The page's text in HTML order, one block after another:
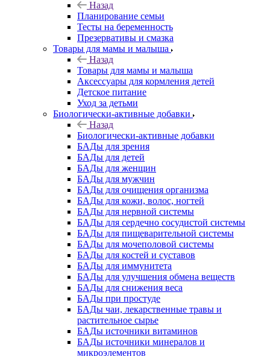
Назад
Планирование семьи
Тесты на беременность
Презервативы и смазка
Товары для мамы и малыша
Назад
Товары для мамы и малыша
Аксессуары для кормления детей
Детское питание
Уход за детьми
Биологически-активные добавки
Назад
Биологически-активные добавки
БАДы для зрения
БАДы для детей
БАДы для женщин
БАДы для мужчин
БАДы для очищения организма
БАДы для кожи, волос, ногтей
БАДы для нервной системы
БАДы для сердечно сосудистой системы
БАДы для пищеварительной системы
БАДы для мочеполовой системы
БАДы для костей и суставов
БАДы для иммунитета
БАДы для улучшения обмена веществ
БАДы для снижения веса
БАДы при простуде
БАДы чаи, лекарственные травы и
растительное сырье
БАДы источники витаминов
БАДы источники минералов и
микроэлементов